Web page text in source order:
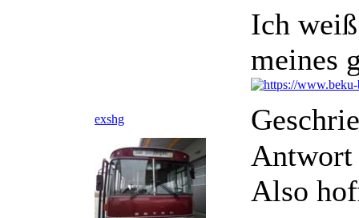
Ich
meines
exshg
Antwort
Also